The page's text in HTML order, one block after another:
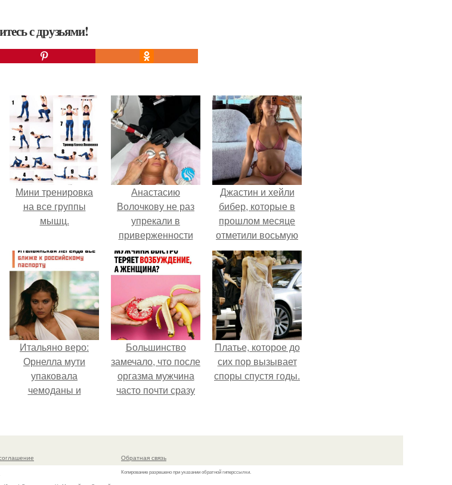
с друзьями!
Мини тренировка
на все группы
мышц.
Анастасию
Волочкову не раз
упрекали в
приверженности
устаревшим бьюти -
процедурам.
Джастин и хейли
бибер, которые в
прошлом месяце
отметили восьмую
годовщину
помолвки, показали
новые фото с
совместного
отдыха.
Итальяно веро:
Орнелла мути
упаковала
чемоданы и
красным
Большинство
замечало, что после
оргазма мужчина
часто почти сразу
как женщина может
возбуждение.
Платье, которое до
сих пор вызывает
споры спустя годы.
Обратная связь
Копирование разрешено при указании обратной гиперссылки.